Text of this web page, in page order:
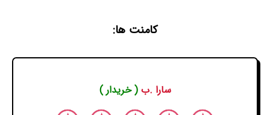
کامنت ها:
سارا .ب( خریدار )